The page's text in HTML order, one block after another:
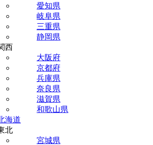
愛知県
岐阜県
三重県
静岡県
西
大阪府
京都府
兵庫県
奈良県
滋賀県
和歌山県
海道
北
宮城県